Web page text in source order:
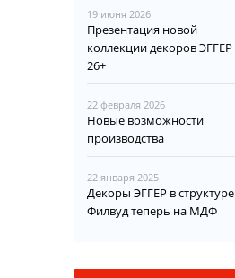
19 июня 2026
Презентация новой
коллекции декоров ЭГГЕР
26+
22 февраля 2026
Новые возможности
производства
22 января 2025
Декоры ЭГГЕР в структуре
Филвуд теперь на МДФ